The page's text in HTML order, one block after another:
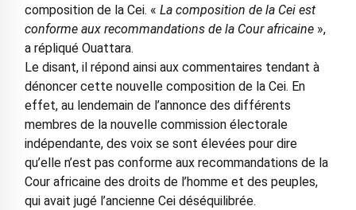
composition de la Cei. « La composition de la Cei est
conforme aux recommandations de la Cour africaine»,
a répliqué Ouattara.
Le disant, il répond ainsi aux commentaires tendant à
dénoncer cette nouvelle composition de la Cei. En
effet, au lendemain de l’annonce des différents
membres de la nouvelle commission électorale
indépendante, des voix se sont élevées pour dire
qu’elle n’est pas conforme aux recommandations de la
Cour africaine des droits de l’homme et des peuples,
qui avait jugé l’ancienne Cei déséquilibrée.